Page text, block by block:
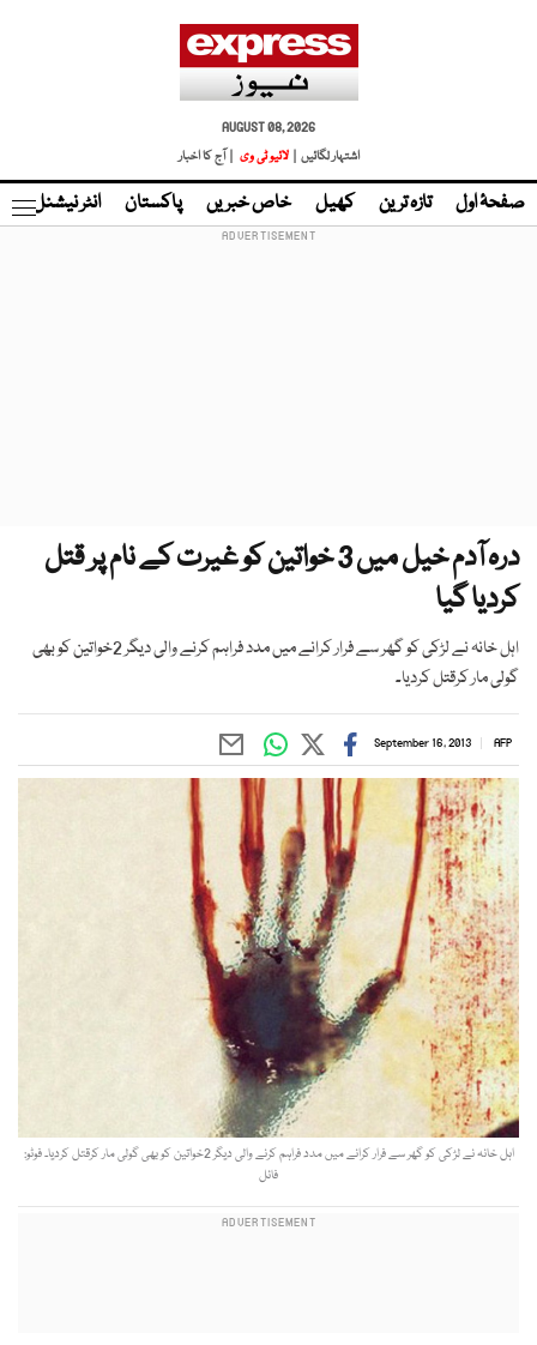
AUGUST 08, 2026
اشتہار لگائیں |
لائیو ٹی وی | آج کا اخبار
صفحۂ اول تازہ ترین کھیل خاص خبریں پاکستان انٹر نیشنل
درہ آدم خیل میں 3 خواتین کو غیرت کے نام پر قتل
کردیا گیا
اہل خانہ نے لڑکی کو گھر سے فرار کرانے میں مدد فراہم کرنے والی دیگر 2خواتین کو بھی
گولی مار کرقتل کردیا۔
AFP
September 16, 2013
اہل خانہ نے لڑکی کو گھر سے فرار کرانے میں مدد فراہم کرنے والی دیگر 2خواتین کو بھی گولی مار کرقتل کردیا۔ فوٹو:
فائل